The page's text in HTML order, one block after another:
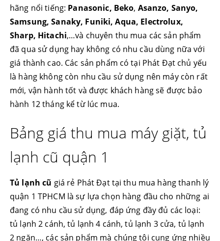
hãng nổi tiếng: Panasonic, Beko, Asanzo, Sanyo,
Samsung, Sanaky, Funiki, Aqua, Electrolux,
Sharp, Hitachi,…và chuyên thu mua các sản phẩm
đã qua sử dụng hay không có nhu cầu dùng nữa với
giá thành cao. Các sản phẩm có tại Phát Đạt chủ yếu
là hàng không còn nhu cầu sử dụng nên máy còn rất
mới, vận hành tốt và được khách hàng sẽ được bảo
hành 12 tháng kể từ lúc mua.
Bảng giá thu mua máy giặt, tủ
lạnh cũ quận 1
Tủ lạnh cũ giá rẻ Phát Đạt tại thu mua hàng thanh lý
quận 1 TPHCM là sự lựa chọn hàng đầu cho những ai
đang có nhu cầu sử dụng, đáp ứng đầy đủ các loại:
tủ lạnh 2 cánh, tủ lạnh 4 cánh, tủ lạnh 3 cửa, tủ lạnh
2 ngăn…, các sản phẩm mà chúng tôi cung ứng nhiều